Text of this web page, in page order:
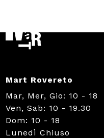
Mart Rovereto
Mar, Mer, Gio: 10 - 18
Ven, Sab: 10 - 19.30
Dom: 10 - 18
Lunedì Chiuso